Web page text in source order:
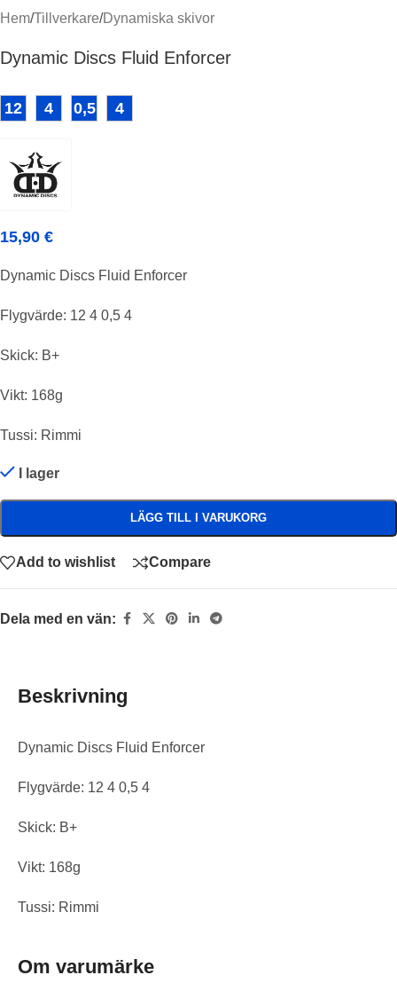
Hem/Tillverkare/Dynamiska skivor
Dynamic Discs Fluid Enforcer
12 4 0,5 4
15,90 €
Dynamic Discs Fluid Enforcer
Flygvärde: 12 4 0,5 4
Skick: B+
Vikt: 168g
Tussi: Rimmi
I lager
LÄGG TILL I VARUKORG
Add to wishlist Compare
Dela med en vän:
Beskrivning
Dynamic Discs Fluid Enforcer
Flygvärde: 12 4 0,5 4
Skick: B+
Vikt: 168g
Tussi: Rimmi
Om varumärke